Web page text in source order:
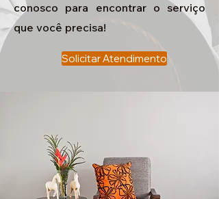
conosco para encontrar o serviço
que você precisa!
Solicitar Atendimento